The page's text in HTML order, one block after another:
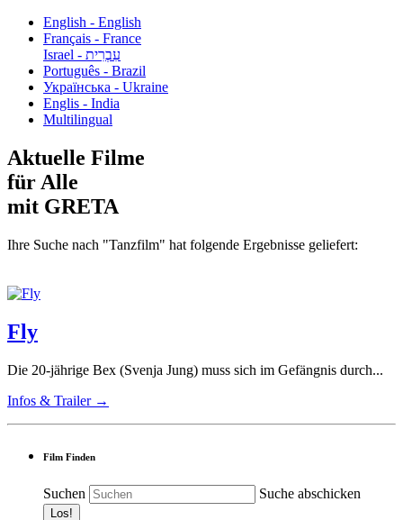
English - English
Français - France
עִבְרִית - Israel
Português - Brazil
Українська - Ukraine
Englis - India
Multilingual
Aktuelle Filme
für Alle
mit GRETA
Ihre Suche nach "Tanzfilm" hat folgende Ergebnisse geliefert:
Fly
Die 20-jährige Bex (Svenja Jung) muss sich im Gefängnis durch...
Infos & Trailer →
Film Finden
Suchen Suche abschicken